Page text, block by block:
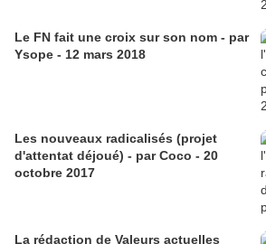
Le FN fait une croix sur son nom - par
Ysope - 12 mars 2018
Les nouveaux radicalisés (projet
d'attentat déjoué) - par Coco - 20
octobre 2017
La rédaction de Valeurs actuelles